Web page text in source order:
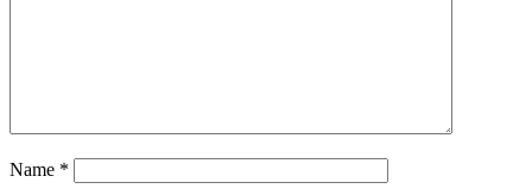
Name *